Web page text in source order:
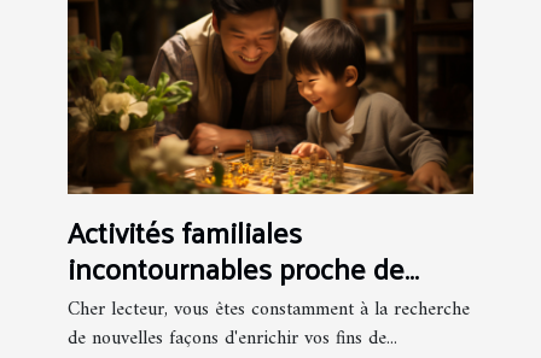
Activités familiales
incontournables proche de
Viaoo 29 pour le week-end
Cher lecteur, vous êtes constamment à la recherche
de nouvelles façons d'enrichir vos fins de...